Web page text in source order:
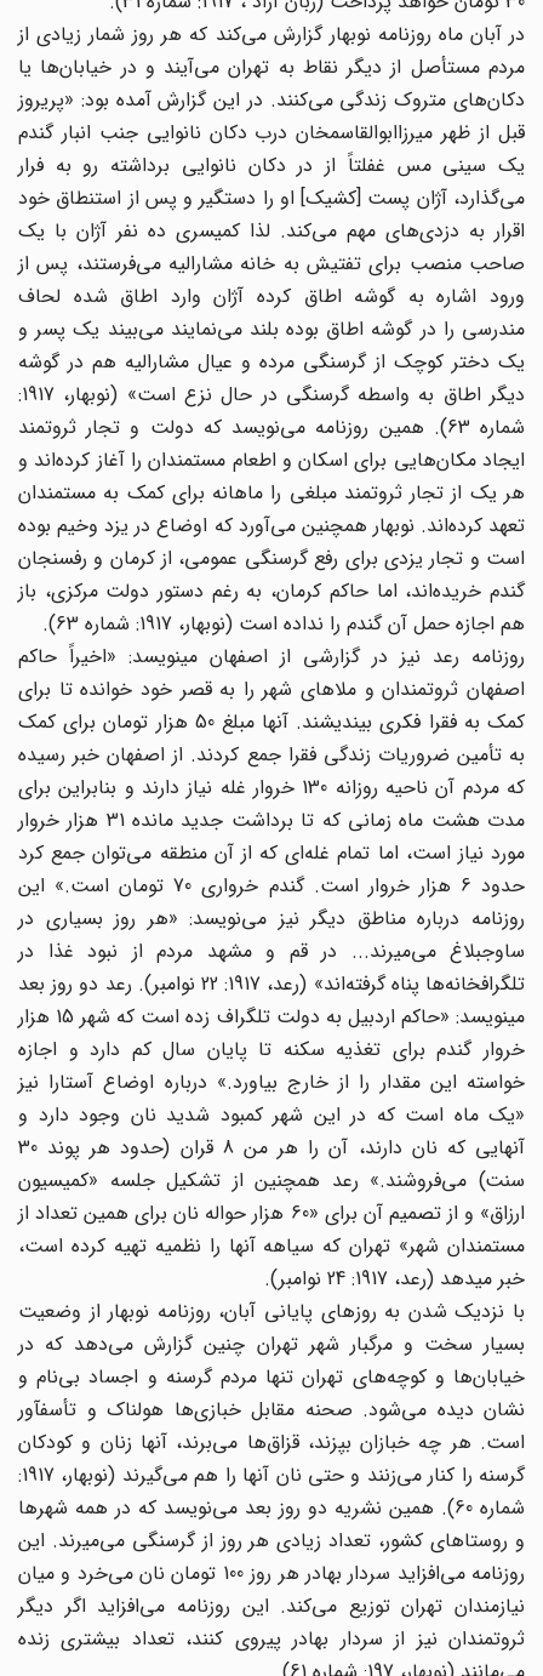
در آبان ماه روزنامه نوبهار گزارش می‌‌کند که هر روز شمار زیادی از
مردم مستأصل از دیگر نقاط به تهران می‌‌آیند و در خیابان‌ها ‌‌یا
دکان‌های ‌‌متروک زندگی می‌‌کنند. در این گزارش آمده بود: «پریروز
قبل از ظهر میرزاابوالقاسمخان درب دکان نانوایی جنب انبار گندم
یک سینی مس غفلتاً از در دکان نانوایی برداشته رو به فرار
می‌‌گذارد، آژان پست [کشیک] او را دستگیر و پس از استنطاق خود
اقرار به دزدی‌های ‌‌مهم می‌‌کند. لذا کمیسری ده نفر آژان با یک
صاحب منصب برای تفتیش به خانه مشارالیه می‌‌فرستند، پس از
ورود اشاره به گوشه اطاق کرده آژان وارد اطاق شده لحاف
مندرسی را در گوشه اطاق بوده بلند می‌‌نمایند می‌‌بیند یک پسر و
یک دختر کوچک از گرسنگی مرده و عیال مشارالیه هم در گوشه
دیگر اطاق به واسطه گرسنگی در حال نزع است» (نوبهار، 1917:
شماره 63). همین روزنامه می‌‌نویسد که دولت و تجار ثروتمند
ایجاد مکان‌هایی برای اسکان و اطعام مستمندان را آغاز کرده‌اند ‌‌و
هر یک از تجار ثروتمند مبلغی را ماهانه برای کمک به مستمندان
تعهد کرده‌اند. نوبهار همچنین می‌‌آورد که اوضاع در یزد وخیم بوده
است و تجار یزدی برای رفع گرسنگی عمومی، از کرمان و رفسنجان
گندم خریده‌‌اند، اما حاکم کرمان، به رغم دستور دولت مرکزی، باز
هم اجازه حمل آن گندم را نداده است (نوبهار، 1917: شماره 63).
روزنامه رعد نیز در گزارشی از اصفهان مینویسد: «اخیراً حاکم
اصفهان ثروتمندان و ملاهای شهر را به قصر خود خوانده تا برای
کمک به فقرا فکری بیندیشند. آنها مبلغ 50 هزار تومان برای کمک
به تأمین ضروریات زندگی فقرا جمع کردند. از اصفهان خبر رسیده
که مردم آن ناحیه روزانه 130 خروار غله نیاز دارند و بنابراین برای
مدت هشت ماه زمانی که تا برداشت جدید مانده 31 هزار خروار
مورد نیاز است، اما تمام غله‌‌ای که از آن منطقه می‌‌توان جمع کرد
حدود 6 هزار خروار است. گندم خرواری 70 تومان است.» این
روزنامه درباره مناطق دیگر نیز می‌‌نویسد: «هر روز بسیاری در
ساوجبلاغ می‌‌میرند... در قم و مشهد مردم از نبود غذا در
تلگرافخانه‌ها ‌‌پناه گرفته‌اند» (رعد، 1917: 22 نوامبر). رعد دو روز بعد
مینویسد: «حاکم اردبیل به دولت تلگراف زده است که شهر 15 هزار
خروار گندم برای تغذیه سکنه تا پایان سال کم دارد و اجازه
خواسته این مقدار را از خارج بیاورد.» درباره اوضاع آستارا نیز
«یک ماه است که در این شهر کمبود شدید نان وجود دارد و
آنهایی که نان دارند، آن را هر من 8 قران (حدود هر پوند 30
سنت) می‌‌فروشند.» رعد همچنین از تشکیل جلسه «کمیسیون
ارزاق» و از تصمیم آن برای «60 هزار حواله نان برای همین تعداد از
مستمندان شهر» تهران که سیاهه آنها را نظمیه تهیه کرده است،
خبر میدهد (رعد، 1917: 24 نوامبر).
با نزدیک شدن به روزهای پایانی آبان، روزنامه نوبهار از وضعیت
بسیار سخت و مرگبار شهر تهران چنین گزارش می‌‌دهد که در
خیابان‌ها ‌‌و کوچه‌های ‌‌تهران تنها مردم گرسنه و اجساد بی‌نام و
نشان دیده می‌‌شود. صحنه مقابل خبازی‌ها ‌‌هولناک و تأسفآور
است. هر چه خبازان بپزند، قزاق‌ها ‌‌می‌‌برند، آنها زنان و کودکان
گرسنه را کنار می‌‌زنند و حتی نان آنها را هم می‌‌گیرند (نوبهار، 1917:
شماره 60). همین نشریه دو روز بعد می‌‌نویسد که در همه شهرها
و روستاهای کشور، تعداد زیادی هر روز از گرسنگی می‌‌میرند. این
روزنامه می‌‌افزاید سردار بهادر هر روز 100 تومان نان می‌‌خرد و میان
نیازمندان تهران توزیع می‌‌کند. این روزنامه می‌‌افزاید اگر دیگر
ثروتمندان نیز از سردار بهادر پیروی کنند، تعداد بیشتری زنده